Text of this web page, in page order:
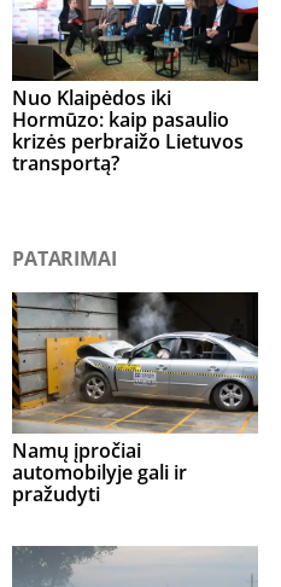
Nuo Klaipėdos iki
Hormūzo: kaip pasaulio
krizės perbraižo Lietuvos
transportą?
PATARIMAI
Namų įpročiai
automobilyje gali ir
pražudyti